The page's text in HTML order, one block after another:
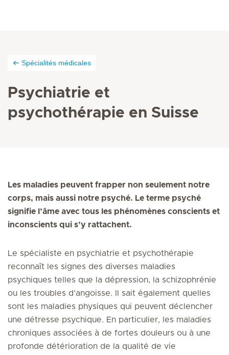
Spécialités médicales
Psychiatrie et
psychothérapie en Suisse
Les maladies peuvent frapper non seulement notre
corps, mais aussi notre psyché. Le terme psyché
signifie l’âme avec tous les phénomènes conscients et
inconscients qui s’y rattachent.
Le spécialiste en psychiatrie et psychothérapie
reconnaît les signes des diverses maladies
psychiques telles que la dépression, la schizophrénie
ou les troubles d’angoisse. Il sait également quelles
sont les maladies physiques qui peuvent déclencher
une détresse psychique. En particulier, les maladies
chroniques associées à de fortes douleurs ou à une
profonde détérioration de la qualité de vie